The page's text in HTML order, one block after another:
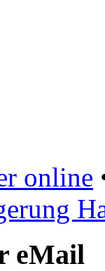
online
eMail